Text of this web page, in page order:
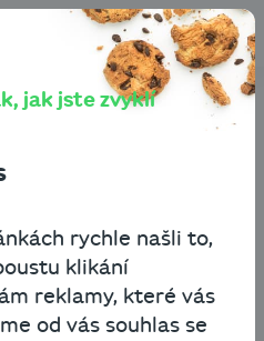
správný předmět podnikání
být tak
jak jste zvyklí
rychle našli to,
klikání
reklamy, které vás
od vás souhlas se